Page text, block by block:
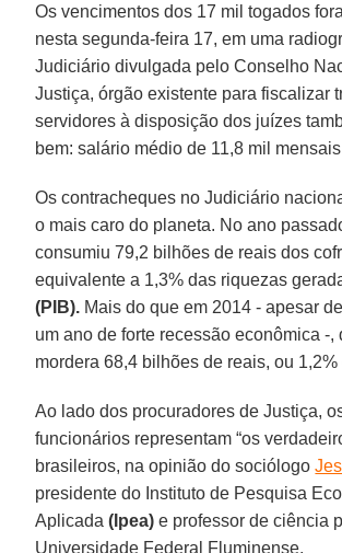
Os vencimentos dos 17 mil togados
nesta segunda-feira 17, em uma
Judiciário divulgada pelo Conselho
Justiça, órgão existente para fiscalizar
servidores à disposição dos juízes
bem: salário médio de 11,8 mil
Os contracheques no Judiciário
o mais caro do planeta. No ano
consumiu 79,2 bilhões de reais dos
equivalente a 1,3% das riquezas
(PIB). Mais do que em 2014 - apesar
um ano de forte recessão econômica -,
mordera 68,4 bilhões de reais, ou 1,2%
Ao lado dos procuradores de Justiça,
funcionários representam “os
brasileiros, na opinião do sociólogo
presidente do Instituto de Pesquisa
Aplicada(Ipea) e professor de ciência
Universidade Federal Fluminense.